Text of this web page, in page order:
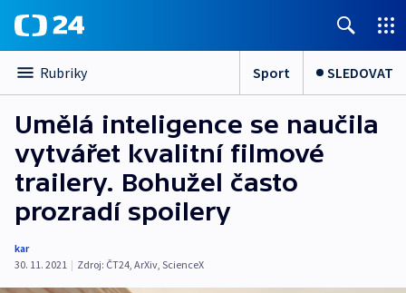
Rubriky Sport SLEDOVAT
Umělá inteligence se naučila
vytvářet kvalitní filmové
trailery. Bohužel často
prozradí spoilery
kar
30. 11. 2021 | Zdroj: ČT24, ArXiv, ScienceX